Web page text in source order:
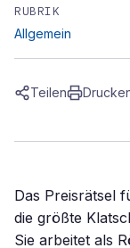
RUBRIK
Allgemein
Teilen
Das Preisrätsel
die größte
Sie arbeitet als